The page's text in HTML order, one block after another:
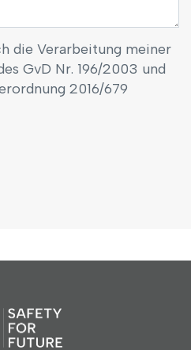
die Verarbeitung meiner
GvD Nr. 196/2003 und
2016/679